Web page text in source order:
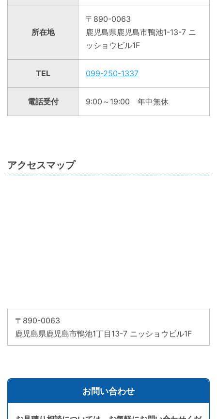
所在地
〒890-0063
鹿児島県鹿児島市鴨池1-13-7 ニ
ッショウビル1F
TEL 099-250-1337
電話受付 9:00～19:00 年中無休
アクセスマップ
〒890-0063
鹿児島県鹿児島市鴨池1丁目13-7 ニッショウビル1F
お問い合わせ